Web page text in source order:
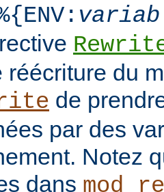
réécriture du
de
par des
Notez
dans